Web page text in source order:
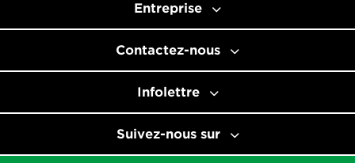
Entreprise
Contactez-nous
Infolettre
Suivez-nous sur